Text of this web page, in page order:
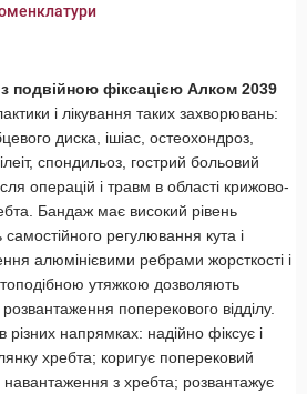
подвійною фіксацією Алком 2039
і лікування таких захворювань:
диска, ішіас, остеохондроз,
спондильоз, гострий больовий
операцій і травм в області крижово-
Бандаж має високий рівень
регулювання кута і
алюмінієвими ребрами жорсткості і
утяжкою дозволяють
поперекового відділу.
різних напрямках: надійно фіксує і
хребта; коригує поперековий
навантаження з хребта; розвантажує